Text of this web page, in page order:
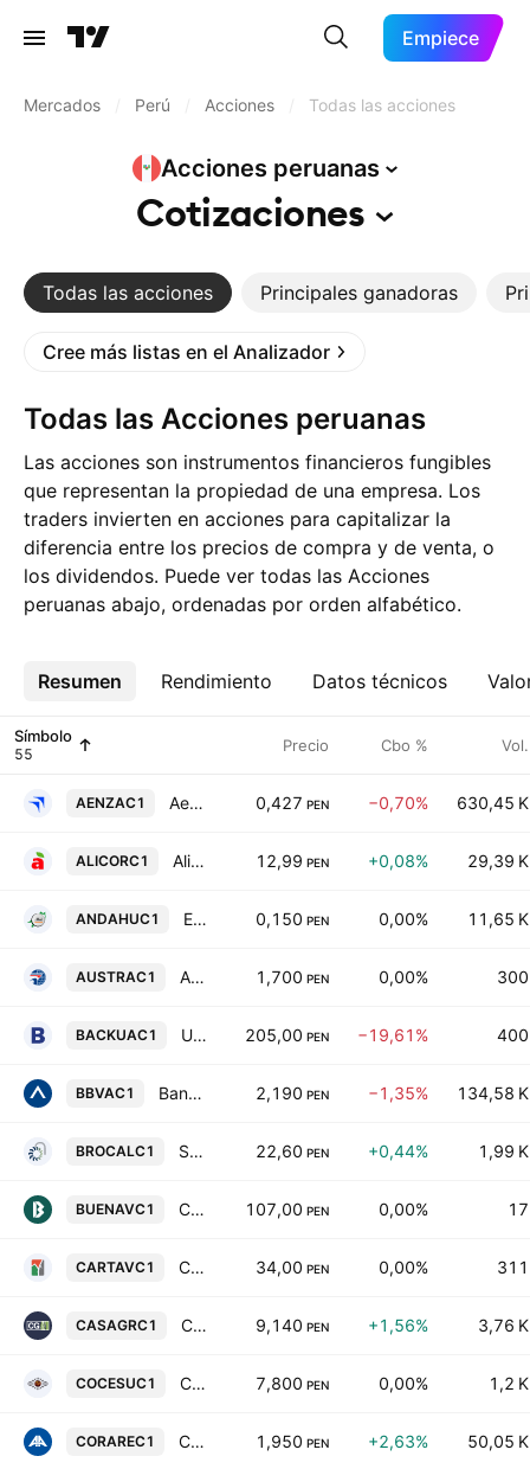
Empiece
Mercados Perú Acciones Todas las acciones
Acciones peruanas
Cotizaciones
Todas las acciones Principales ganadoras
Cree más listas en el Analizador
Todas las Acciones peruanas
Las acciones son instrumentos financieros fungibles
que representan la propiedad de una empresa. Los
traders invierten en acciones para capitalizar la
diferencia entre los precios de compra y de venta, o
los dividendos. Puede ver todas las Acciones
peruanas abajo, ordenadas por orden alfabético.
Resumen Rendimiento Datos técnicos
Más
Símbolo Precio Cbo % Vol.
AENZAC1 Aenza SAA 0,427 PEN −0,70% 630,45 K
ALICORC1 Alicorp SAA 12,99 PEN +0,08% 29,39 K
ANDAHUC1 Empresa Agraria Azucarera Andahuasi SAA 0,150 PEN 0,00% 11,65 K
AUSTRAC1 Austral Group SAA 1,700 PEN 0,00% 300
BACKUAC1 Union De Cervecerias Peruanas Backus & Johnston SAA Class A 205,00 PEN −19,61% 400
BBVAC1 Banco BBVA Peru SA 2,190 PEN −1,35% 134,58 K
BROCALC1 Sociedad Minera el Brocal SA 22,60 PEN +0,44% 1,99 K
BUENAVC1 Compania de Minas Buenaventura SAA 107,00 PEN 0,00% 17
CARTAVC1 Cartavio SAA 34,00 PEN 0,00% 311
CASAGRC1 Casa Grande SAA 9,140 PEN +1,56% 3,76 K
COCESUC1 Corporacion Cervesur SA 7,800 PEN 0,00% 1,2 K
CORAREC1 Corporacion Aceros Arequipa SA 1,950 PEN +2,63% 50,05 K